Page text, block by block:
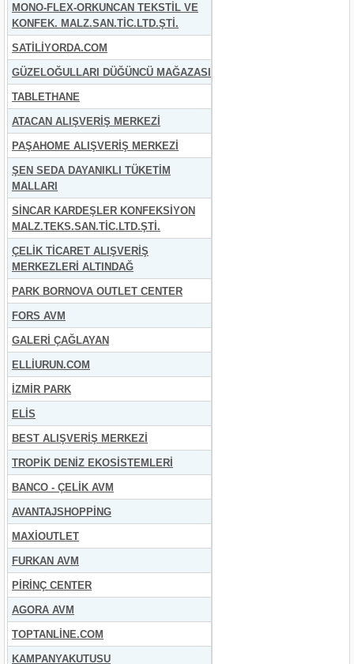
MONO-FLEX-ORKUNCAN TEKSTİL VE
KONFEK. MALZ.SAN.TİC.LTD.ŞTİ.
SATİLİYORDA.COM
GÜZELOĞULLARI DÜĞÜNCÜ MAĞAZASI
TABLETHANE
ATACAN ALIŞVERİŞ MERKEZİ
PAŞAHOME ALIŞVERİŞ MERKEZİ
ŞEN SEDA DAYANIKLI TÜKETİM
MALLARI
SİNCAR KARDEŞLER KONFEKSİYON
MALZ.TEKS.SAN.TİC.LTD.ŞTİ.
ÇELİK TİCARET ALIŞVERİŞ
MERKEZLERİ ALTINDAĞ
PARK BORNOVA OUTLET CENTER
FORS AVM
GALERİ ÇAĞLAYAN
ELLİURUN.COM
İZMİR PARK
ELİS
BEST ALIŞVERİŞ MERKEZİ
TROPİK DENİZ EKOSİSTEMLERİ
BANCO - ÇELİK AVM
AVANTAJSHOPPİNG
MAXİOUTLET
FURKAN AVM
PİRİNÇ CENTER
AGORA AVM
TOPTANLİNE.COM
KAMPANYAKUTUSU